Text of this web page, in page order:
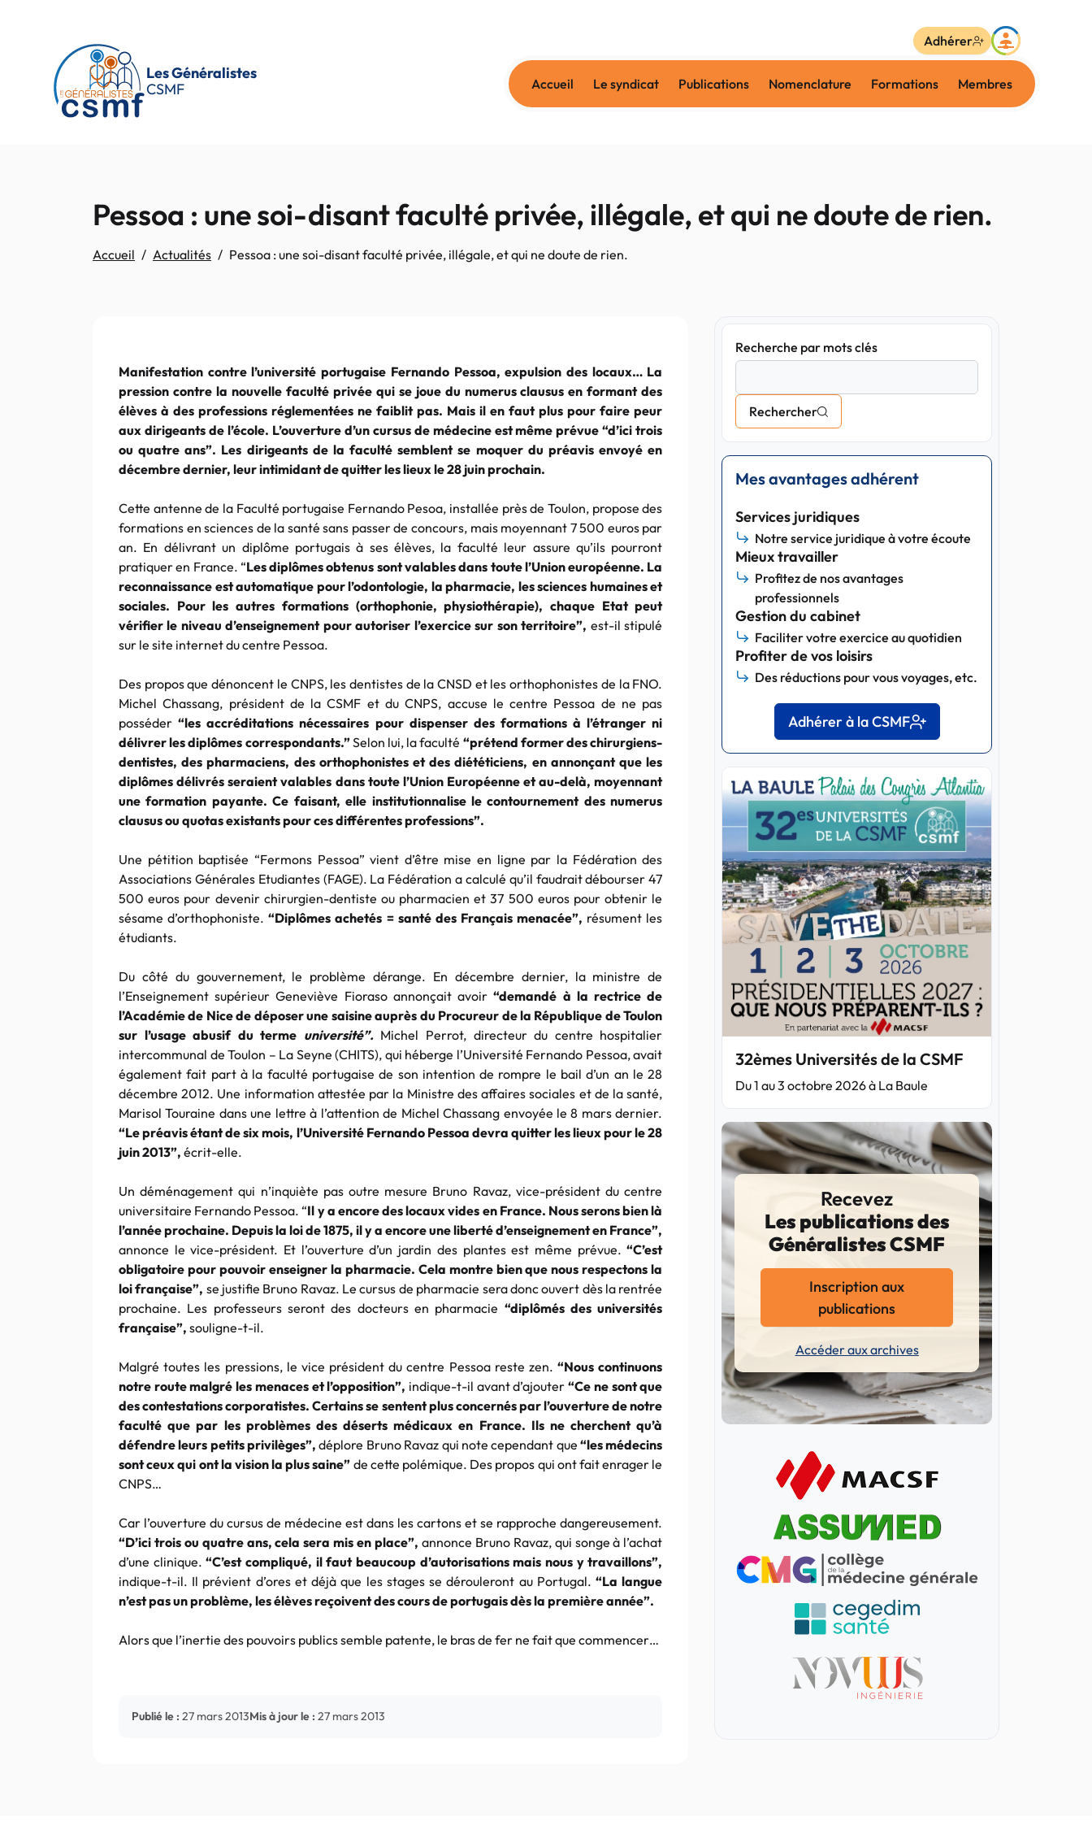
Les Généralistes
CSMF
Accueil Le syndicat Publications Nomenclature Formations Membres
Adhérer
Pessoa : une soi-disant faculté privée, illégale, et qui ne doute de rien.
Accueil Actualités Pessoa : une soi-disant faculté privée, illégale, et qui ne doute de rien.
Manifestation contre l’universitéportugaise Fernando Pessoa, expulsion des locaux… La
pression contre la nouvelle faculté privée qui se joue du numerus clausus en formant des
élèves à des professions réglementées ne faiblit pas. Mais il en faut plus pour faire peur
aux dirigeants de l’école. L’ouverture d’un cursus de médecine est même prévue “d’ici trois
ou quatre ans”. Les dirigeants de la faculté semblent se moquer du préavis envoyé en
décembre dernier, leur intimidant de quitter les lieux le 28 juin prochain.
Cette antenne de la Faculté portugaise Fernando Pesoa, installée près deToulon, propose des
formations en sciences de la santé sans passer de concours, mais moyennant 7 500 eurospar
an. En délivrant un diplôme portugaisà ses élèves, la faculté leur assure qu’ils pourront
pratiquer en France. “Les diplômes obtenus sont valables dans toute l’Union européenne. La
reconnaissance est automatique pourl’odontologie, la pharmacie, les sciences humaines et
sociales. Pour les autres formations (orthophonie,physiothérapie), chaque Etat peut
vérifier le niveau d’enseignement pour autoriser l’exercice sur son territoire”, est-il stipulé
sur le site internetdu centre Pessoa.
Des propos que dénoncent le CNPS, les dentistes de la CNSD et les orthophonistes de la FNO.
Michel Chassang, président de la CSMF et du CNPS, accuse le centre Pessoa de ne pas
posséder“les accréditations nécessaires pour dispenser des formations à l’étranger ni
délivrer les diplômes correspondants.”Selon lui, la faculté “prétend former des chirurgiens-
dentistes, des pharmaciens, des orthophonistes et des diététiciens, en annonçant que les
diplômes délivrés seraient valables dans toute l’Union Européenne et au-delà, moyennant
une formation payante. Ce faisant, elle institutionnalise le contournement desnumerus
claususou quotas existants pour ces différentes professions”.
Une pétition baptisée “Fermons Pessoa” vient d’être mise en ligne par la Fédération des
Associations Générales Etudiantes (FAGE). La Fédération a calculé qu’il faudrait débourser 47
500euros pour devenir chirurgien-dentiste ou pharmacien et 37 500 eurospour obtenir le
sésame d’orthophoniste.“Diplômes achetés = santé des Français menacée”, résument les
étudiants.
Du côté du gouvernement, le problème dérange. En décembre dernier, la ministre de
l’Enseignement supérieur Geneviève Fioraso annonçait avoir“demandé à la rectrice de
l’Académie de Nice de déposer une saisine auprès du Procureur de la République deToulon
sur l’usage abusif du terme université”.Michel Perrot, directeur du centre hospitalier
intercommunal deToulon – La Seyne (CHITS), qui héberge l’Université Fernando Pessoa, avait
également fait part à la faculté portugaise de son intention de rompre le bail d’un an le 28
décembre 2012. Une information attestée par la Ministre des affaires sociales et de la santé,
Marisol Touraine dans une lettre à l’attention de Michel Chassang envoyée le 8 mars dernier.
“Le préavis étant de six mois, l’Université Fernando Pessoa devra quitter les lieux pour le 28
juin 2013”, écrit-elle.
Un déménagement qui n’inquiète pas outre mesure Bruno Ravaz, vice-président du centre
universitaire Fernando Pessoa. “Il y a encore des locaux vides en France. Nous serons bien là
l’année prochaine. Depuis la loi de 1875, il y a encore une liberté d’enseignement en France”,
annonce le vice-président. Et l’ouverture d’un jardin des plantes est même prévue.“C’est
obligatoire pour pouvoir enseigner la pharmacie. Cela montre bien que nous respectons la
loi française”, se justifie Bruno Ravaz. Le cursus de pharmacie sera donc ouvert dès la rentrée
prochaine. Les professeurs seront des docteurs en pharmacie “diplômés des universités
française”, souligne-t-il.
Malgré toutes les pressions, le vice président du centre Pessoareste zen.“Nous continuons
notre route malgré les menaces et l’opposition”, indique-t-il avant d’ajouter“Ce ne sont que
des contestations corporatistes. Certains se sentent plus concernés par l’ouverture de notre
faculté que par les problèmes des déserts médicaux en France. Ils ne cherchent qu’à
défendre leurs petits privilèges”, déplore Bruno Ravaz qui note cependant que “les médecins
sont ceux qui ont la vision la plus saine” de cette polémique. Des propos qui ont fait enrager le
CNPS…
Car l’ouverture du cursus de médecine est dans les cartons et se rapproche dangereusement.
“D’ici trois ou quatre ans, cela sera mis en place”, annonce Bruno Ravaz, qui songe à l’achat
d’une clinique.“C’est compliqué, il faut beaucoup d’autorisations mais nous y travaillons”,
indique-t-il. Il prévient d’ores et déjà que les stages se dérouleront au Portugal.“La langue
n’est pas un problème, les élèves reçoivent des cours deportugaisdès la première année”.
Alors que l’inertie des pouvoirs publics semble patente, le bras de fer ne fait que commencer…
Publié le : 27 mars 2013Mis à jour le : 27 mars 2013
Recherche par mots clés
Rechercher
Mes avantages adhérent
Services juridiques
Notre service juridique à votre écoute
Mieux travailler
Profitez de nos avantages
professionnels
Gestion du cabinet
Faciliter votre exercice au quotidien
Profiter de vos loisirs
Des réductions pour vous voyages, etc.
Adhérer à la CSMF
32èmes Universités de la CSMF
Du 1 au 3 octobre 2026 à La Baule
Recevez
Les publications des
Généralistes CSMF
Inscription aux
publications
Accéder aux archives